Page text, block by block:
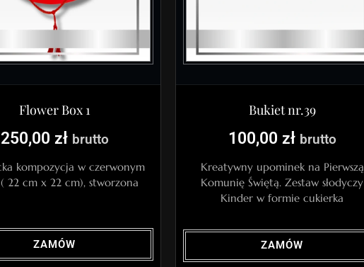
Flower Box 1
250,00 zł brutto
kompozycja w czerwonym
22 cm x 22 cm), stworzona
ZAMÓW
Bukiet nr.39
100,00 zł brutto
Kreatywny upominek na Pierwszą
Komunię Świętą. Zestaw słodyczy
Kinder w formie cukierka
ZAMÓW